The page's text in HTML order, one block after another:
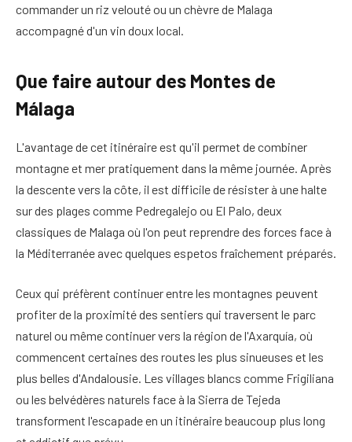
commander un riz velouté ou un chèvre de Malaga
accompagné d'un vin doux local.
Que faire autour des Montes de
Málaga
L'avantage de cet itinéraire est qu'il permet de combiner
montagne et mer pratiquement dans la même journée. Après
la descente vers la côte, il est difficile de résister à une halte
sur des plages comme Pedregalejo ou El Palo, deux
classiques de Malaga où l'on peut reprendre des forces face à
la Méditerranée avec quelques espetos fraîchement préparés.
Ceux qui préfèrent continuer entre les montagnes peuvent
profiter de la proximité des sentiers qui traversent le parc
naturel ou même continuer vers la région de l'Axarquía, où
commencent certaines des routes les plus sinueuses et les
plus belles d'Andalousie. Les villages blancs comme Frigiliana
ou les belvédères naturels face à la Sierra de Tejeda
transforment l'escapade en un itinéraire beaucoup plus long